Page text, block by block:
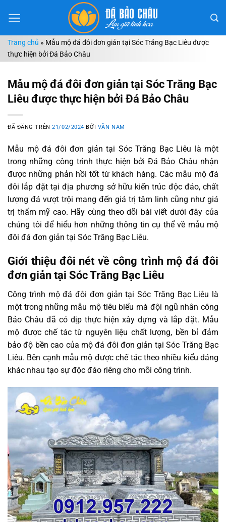
đến
dungTrang chủ » Mẫu mộ đá đôi đơn giản tại Sóc Trăng Bạc Liêu được
thực hiện bởi Đá Bảo Châu
Mẫu mộ đá đôi đơn giản tại Sóc Trăng Bạc
Liêu được thực hiện bởi Đá Bảo Châu
ĐÃ ĐĂNG TRÊN21/02/2024 BỞI VĂN NAM
Mẫu mộ đá đôi đơn giản tại Sóc Trăng Bạc Liêu là một
trong những công trình thực hiện bởi Đá Bảo Châu nhận
được những phản hồi tốt từ khách hàng. Các mẫu mộ đá
đôi lắp đặt tại địa phương sở hữu kiến trúc độc đáo, chất
lượng đá vượt trội mang đến giá trị tâm linh cũng như giá
trị thẩm mỹ cao. Hãy cùng theo dõi bài viết dưới đây của
chúng tôi để hiểu hơn những thông tin cụ thể về mẫu mộ
đôi đá đơn giản tại Sóc Trăng Bạc Liêu.
Giới thiệu đôi nét về công trình mộ đá đôi
đơn giản tại Sóc Trăng Bạc Liêu
Công trình mộ đá đôi đơn giản tại Sóc Trăng Bạc Liêu là
một trong những mẫu mộ tiêu biểu mà đội ngũ nhân công
Bảo Châu đã có dịp thực hiện xây dựng và lắp đặt. Mẫu
mộ được chế tác từ nguyên liệu chất lượng, bền bỉ đảm
bảo độ bền cao của mộ đá đôi đơn giản tại Sóc Trăng Bạc
Liêu. Bên cạnh mẫu mộ được chế tác theo nhiều kiểu dáng
khác nhau tạo sự độc đáo riêng cho mỗi công trình.